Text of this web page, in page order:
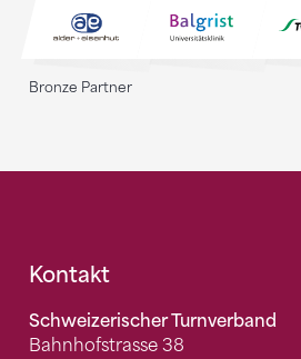
Bronze Partner
Fusszeile
Kontakt
Schweizerischer Turnverband
Bahnhofstrasse 38